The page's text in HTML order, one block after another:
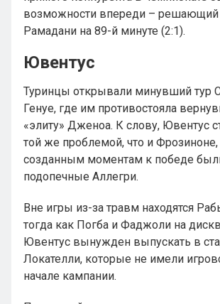
возможности впереди – решающий
Рамадани на 89-й минуте (2:1).
Ювентус
Туринцы открывали минувший тур
Генуе, где им противостояла
«элиту» Дженоа. К слову, Ювентус
той же проблемой, что и Фрозиноне,
созданным моментам к победе
подопечные Аллегри.
Вне игры из-за травм находятся
тогда как Погба и Фаджоли на
Ювентус вынужден выпускать в
Локателли, которые не имели
начале кампании.